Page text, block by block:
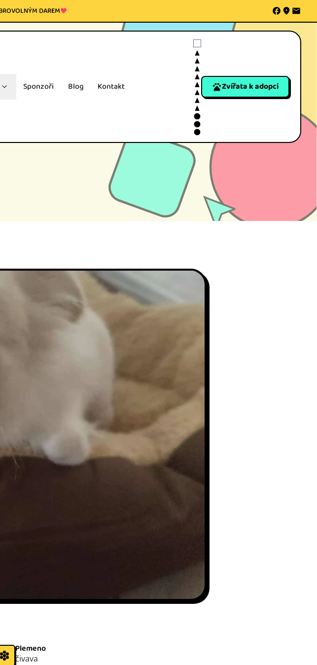
DAREM
Sponzoři Blog Kontakt
Přepínač tmavého režimu
Zvířata k adopci
Plemeno
čivava